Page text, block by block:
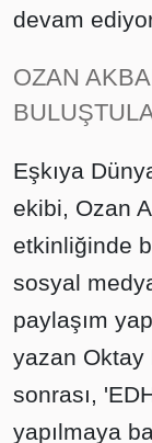
devam
OZAN
Eşkıya
ekibi, Ozan
etkinliğinde
sosyal
paylaşım
yazan Oktay
sonrası,
yapılmaya